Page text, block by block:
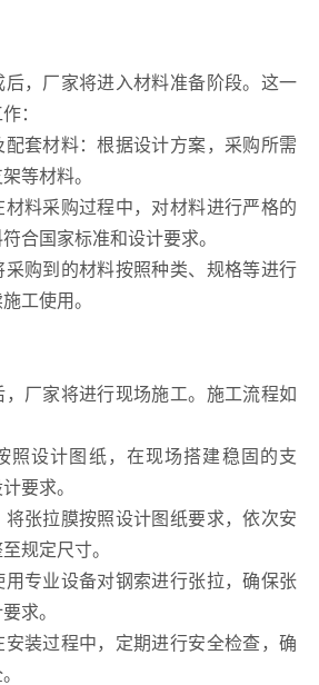
后，厂家将进入材料准备阶段。这一
：
配套材料：根据设计方案，采购所需
等材料。
材料采购过程中，对材料进行严格的
合国家标准和设计要求。
采购到的材料按照种类、规格等进行
工使用。
厂家将进行现场施工。施工流程如
照设计图纸，在现场搭建稳固的支
要求。
将张拉膜按照设计图纸要求，依次安
规定尺寸。
用专业设备对钢索进行张拉，确保张
求。
安装过程中，定期进行安全检查，确